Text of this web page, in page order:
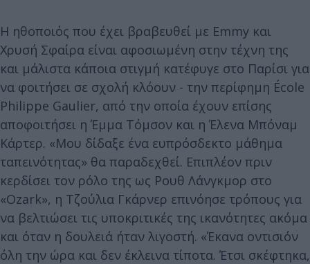
Η ηθοποιός που έχει βραβευθεί με Emmy και
Χρυσή Σφαίρα είναι αφοσιωμένη στην τέχνη της
και μάλιστα κάποια στιγμή κατέφυγε στο Παρίσι για
να φοιτήσει σε σχολή κλόουν - την περίφημη École
Philippe Gaulier, από την οποία έχουν επίσης
αποφοιτήσει η Έμμα Τόμσον και η Έλενα Μπόναμ
Κάρτερ. «Μου δίδαξε ένα ευπρόσδεκτο μάθημα
ταπεινότητας» θα παραδεχθεί. Επιπλέον πριν
κερδίσει τον ρόλο της ως Ρουθ Λάνγκμορ στο
«Ozark», η Τζούλια Γκάρνερ επινόησε τρόπους για
να βελτιώσει τις υποκριτικές της ικανότητες ακόμα
και όταν η δουλειά ήταν λιγοστή. «Έκανα οντισιόν
όλη την ώρα και δεν έκλεινα τίποτα. Έτσι σκέφτηκα,